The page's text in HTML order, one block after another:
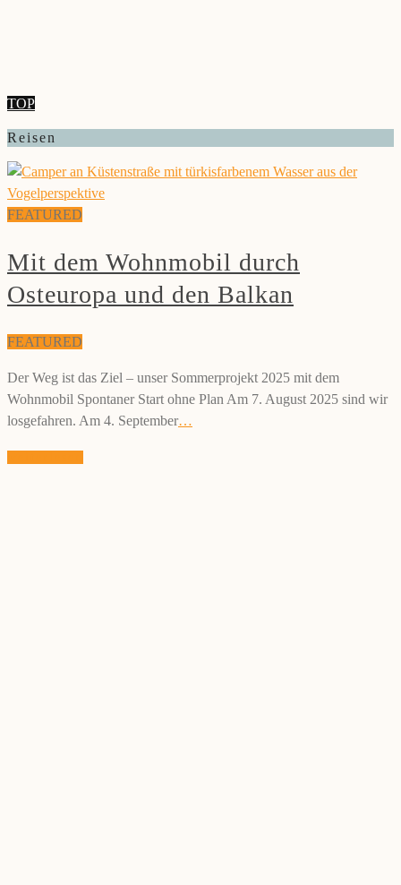
TOP
Reisen
FEATURED
Mit dem Wohnmobil durch
Osteuropa und den Balkan
FEATURED
Der Weg ist das Ziel – unser Sommerprojekt 2025 mit dem
Wohnmobil Spontaner Start ohne Plan Am 7. August 2025 sind wir
losgefahren. Am 4. September…